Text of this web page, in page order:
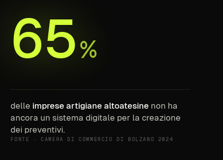
65%
delle imprese artigiane altoatesine non ha
ancora un sistema digitale per la creazione
dei preventivi.
FONTE · CAMERA DI COMMERCIO DI BOLZANO 2024